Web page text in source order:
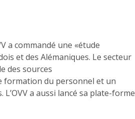
a commandé une «étude
et des Alémaniques. Le secteur
des sources
formation du personnel et un
a aussi lancé sa plate-forme